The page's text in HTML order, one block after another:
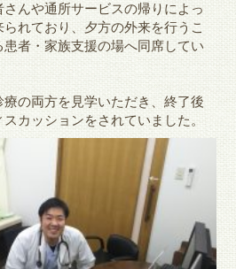
んや通所サービスの帰りによっ
れており、夕方の外来を行うこ
者・家族支援の場へ同席してい
の両方を見学いただき、終了後
カッションをされていました。